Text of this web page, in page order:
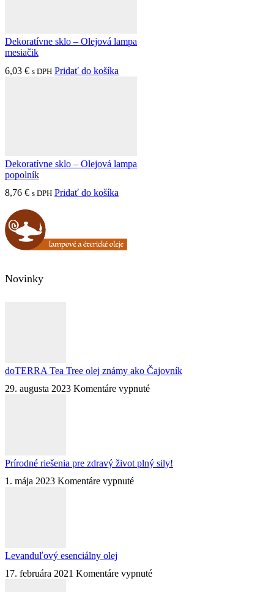
Dekoratívne sklo – Olejová lampa
mesiačik
6,03 € s DPH Pridať do košíka
Dekoratívne sklo – Olejová lampa
popolník
8,76 € s DPH Pridať do košíka
Novinky
doTERRA Tea Tree olej známy ako Čajovník
29. augusta 2023 Komentáre vypnuténa
Čajovník
Prírodné riešenia pre zdravý život plný sily!
1. mája 2023 Komentáre vypnuténa
Levanduľový esenciálny olej
17. februára 2021 Komentáre vypnuténa